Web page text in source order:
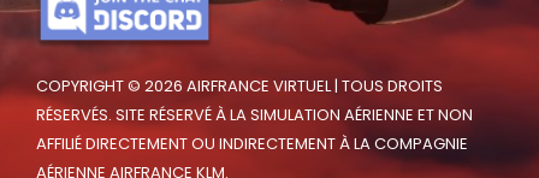
COPYRIGHT © 2026 AIRFRANCE VIRTUEL | TOUS DROITS
RÉSERVÉS. SITE RÉSERVÉ À LA SIMULATION AÉRIENNE ET NON
AFFILIÉ DIRECTEMENT OU INDIRECTEMENT À LA COMPAGNIE
AÉRIENNE AIRFRANCE KLM.